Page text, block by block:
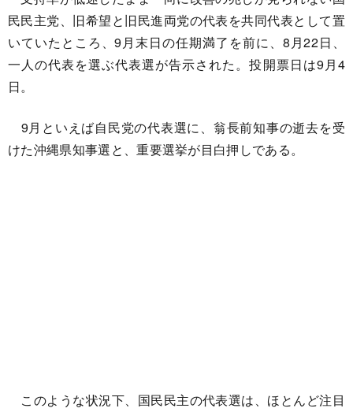
民民主党、旧希望と旧民進両党の代表を共同代表として置
いていたところ、9月末日の任期満了を前に、8月22日、
一人の代表を選ぶ代表選が告示された。投開票日は9月4
日。
9月といえば自民党の代表選に、翁長前知事の逝去を受
けた沖縄県知事選と、重要選挙が目白押しである。
このような状況下、国民民主の代表選は、ほとんど注目